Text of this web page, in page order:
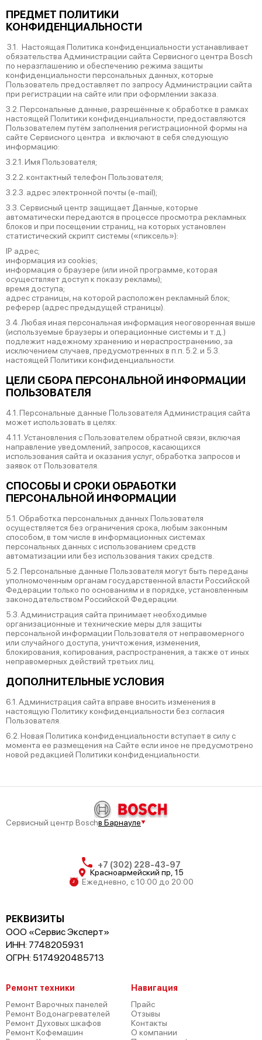
ПРЕДМЕТ ПОЛИТИКИ
КОНФИДЕНЦИАЛЬНОСТИ
3.1. Настоящая Политика конфиденциальности устанавливает
обязательства Администрации сайта Сервисного центра Bosch
по неразглашению и обеспечению режима защиты
конфиденциальности персональных данных, которые
Пользователь предоставляет по запросу Администрации сайта
при регистрации на сайте или при оформлении заказа.
3.2. Персональные данные, разрешённые к обработке в рамках
настоящей Политики конфиденциальности, предоставляются
Пользователем путём заполнения регистрационной формы на
cайте Сервисного центра и включают в себя следующую
информацию:
3.2.1. Имя Пользователя;
3.2.2. контактный телефон Пользователя;
3.2.3. адрес электронной почты (e-mail);
3.3. Сервисный центр защищает Данные, которые
автоматически передаются в процессе просмотра рекламных
блоков и при посещении страниц, на которых установлен
статистический скрипт системы («пиксель»):
IP адрес;
информация из cookies;
информация о браузере (или иной программе, которая
осуществляет доступ к показу рекламы);
время доступа;
адрес страницы, на которой расположен рекламный блок;
реферер (адрес предыдущей страницы).
3.4. Любая иная персональная информация неоговоренная выше
(используемые браузеры и операционные системы и т.д.)
подлежит надежному хранению и нераспространению, за
исключением случаев, предусмотренных в п.п. 5.2. и 5.3.
настоящей Политики конфиденциальности.
ЦЕЛИ СБОРА ПЕРСОНАЛЬНОЙ ИНФОРМАЦИИ
ПОЛЬЗОВАТЕЛЯ
4.1. Персональные данные Пользователя Администрация сайта
может использовать в целях:
4.1.1. Установления с Пользователем обратной связи, включая
направление уведомлений, запросов, касающихся
использования сайта и оказания услуг, обработка запросов и
заявок от Пользователя.
СПОСОБЫ И СРОКИ ОБРАБОТКИ
ПЕРСОНАЛЬНОЙ ИНФОРМАЦИИ
5.1. Обработка персональных данных Пользователя
осуществляется без ограничения срока, любым законным
способом, в том числе в информационных системах
персональных данных с использованием средств
автоматизации или без использования таких средств.
5.2. Персональные данные Пользователя могут быть переданы
уполномоченным органам государственной власти Российской
Федерации только по основаниям и в порядке, установленным
законодательством Российской Федерации.
5.3. Администрация сайта принимает необходимые
организационные и технические меры для защиты
персональной информации Пользователя от неправомерного
или случайного доступа, уничтожения, изменения,
блокирования, копирования, распространения, а также от иных
неправомерных действий третьих лиц.
ДОПОЛНИТЕЛЬНЫЕ УСЛОВИЯ
6.1. Администрация сайта вправе вносить изменения в
настоящую Политику конфиденциальности без согласия
Пользователя.
6.2. Новая Политика конфиденциальности вступает в силу с
момента ее размещения на Сайте если иное не предусмотрено
новой редакцией Политики конфиденциальности.
Сервисный центр Boschв Барнауле
+7 (302) 228-43-97
Красноармейский пр, 15
Ежедневно, с 10:00 до 20:00
РЕКВИЗИТЫ
ООО «Сервис Эксперт»
ИНН: 7748205931
ОГРН: 5174920485713
Ремонт техники
Ремонт Варочных панелей
Ремонт Водонагревателей
Ремонт Духовых шкафов
Ремонт Кофемашин
Навигация
Прайс
Отзывы
Контакты
О компании